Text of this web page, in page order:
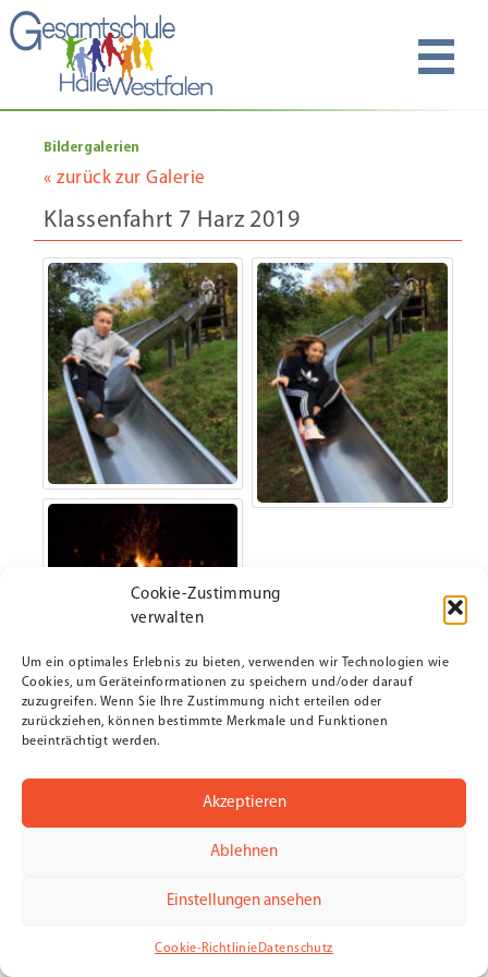
Cookie-Zustimmung
verwalten
Um ein optimales Erlebnis zu bieten, verwenden wir Technologien wie
Cookies, um Geräteinformationen zu speichern und/oder darauf
zuzugreifen. Wenn Sie Ihre Zustimmung nicht erteilen oder
zurückziehen, können bestimmte Merkmale und Funktionen
beeinträchtigt werden.
Akzeptieren
Ablehnen
Einstellungen ansehen
Cookie-Richtlinie Datenschutz
Bildergalerien
« zurück zur Galerie
Klassenfahrt 7 Harz 2019